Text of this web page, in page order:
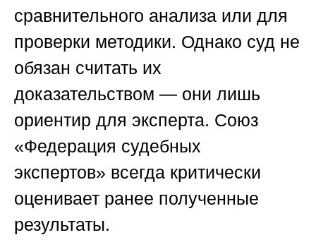
сравнительного анализа или для
проверки методики. Однако суд не
обязан считать их
доказательством — они лишь
ориентир для эксперта. Союз
«Федерация судебных
экспертов» всегда критически
оценивает ранее полученные
результаты.